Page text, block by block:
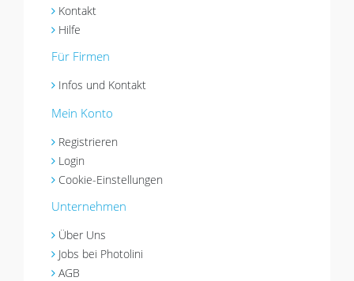
Kontakt
Hilfe
Für Firmen
Infos und Kontakt
Mein Konto
Registrieren
Login
Cookie-Einstellungen
Unternehmen
Über Uns
Jobs bei Photolini
AGB